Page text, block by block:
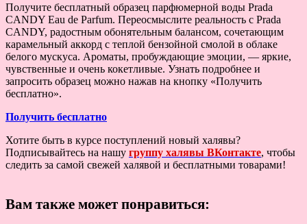
Получите бесплатный образец парфюмерной воды Prada
CANDY Eau de Parfum. Переосмыслите реальность с Prada
CANDY, радостным обонятельным балансом, сочетающим
карамельный аккорд с теплой бензойной смолой в облаке
белого мускуса. Ароматы, пробуждающие эмоции, — яркие,
чувственные и очень кокетливые. Узнать подробнее и
запросить образец можно нажав на кнопку «Получить
бесплатно».
Получить бесплатно
Хотите быть в курсе поступлений новый халявы?
Подписывайтесь на нашу группу халявы ВКонтакте, чтобы
следить за самой свежей халявой и бесплатными товарами!
Вам также может понравиться: